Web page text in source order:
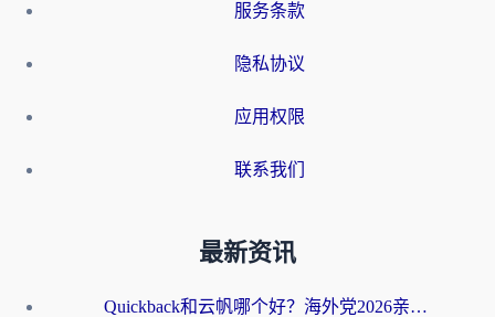
服务条款
隐私协议
应用权限
联系我们
最新资讯
Quickback和云帆哪个好？海外党2026亲测指南：选对加速器大陆工具，无缝刷国内剧玩国服